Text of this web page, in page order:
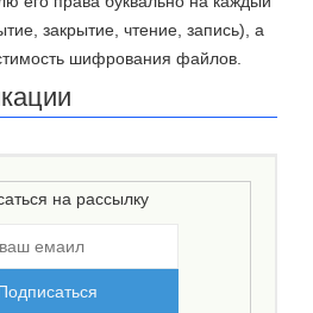
закрытие, чтение, запись), а
шифрования файлов.
на рассылку